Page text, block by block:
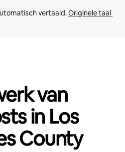
vertaald. Originele taal
van
in Los
County